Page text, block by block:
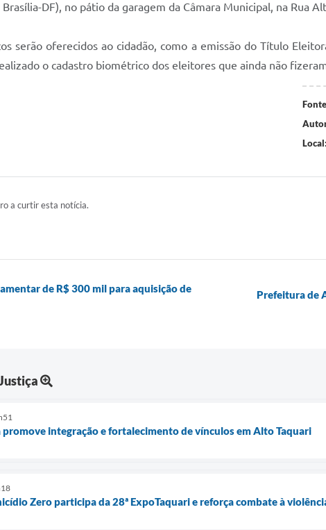
DF), no pátio da garagem da Câmara Municipal, na Rua
serão oferecidos ao cidadão, como a emissão do Título
o cadastro biométrico dos eleitores que ainda não
Local:
a curtir esta notícia.
de R$ 300 mil para aquisição de
Prefeitura de
promove integração e fortalecimento de vínculos em Alto Taquari
Zero participa da 28ª ExpoTaquari e reforça combate à